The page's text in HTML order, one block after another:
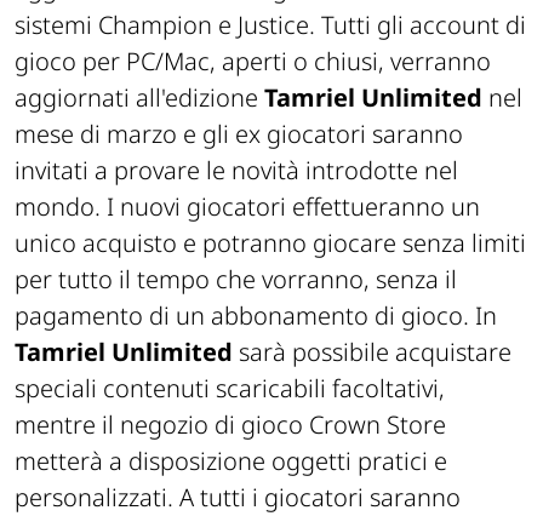
sistemi Champion e Justice. Tutti gli account di
gioco per PC/Mac, aperti o chiusi, verranno
aggiornati all'edizione Tamriel Unlimited nel
mese di marzo e gli ex giocatori saranno
invitati a provare le novità introdotte nel
mondo. I nuovi giocatori effettueranno un
unico acquisto e potranno giocare senza limiti
per tutto il tempo che vorranno, senza il
pagamento di un abbonamento di gioco. In
Tamriel Unlimited sarà possibile acquistare
speciali contenuti scaricabili facoltativi,
mentre il negozio di gioco Crown Store
metterà a disposizione oggetti pratici e
personalizzati. A tutti i giocatori saranno